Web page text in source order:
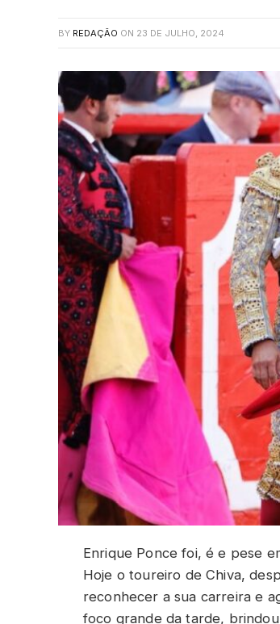
BY REDAÇÃO ON 23 DE JULHO, 2024
Enrique Ponce foi, é e pese
Hoje o toureiro de Chiva,
reconhecer a sua carreira e
foco grande da tarde, brindou